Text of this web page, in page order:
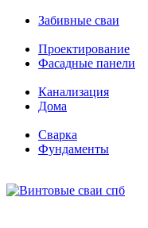
Забивные сваи
Проектирование
Фасадные панели
Канализация
Дома
Сварка
Фундаменты